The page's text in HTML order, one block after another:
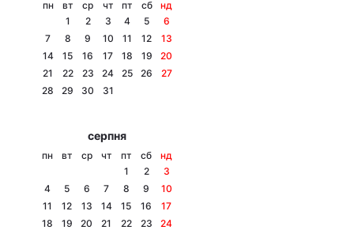
Інтерв'ю
Архів
пн вт ср чт пт сб
нд
1
2 3 4 5
6
7
8 9 10 11 12
13
14
15 16 17 18 19
20
21
22 23 24 25 26
27
28
29 30 31
серпня
пн вт ср чт пт сб
нд
1
2
3
4
5 6 7 8 9
10
11
12 13 14 15 16
17
18
19 20 21 22 23
24